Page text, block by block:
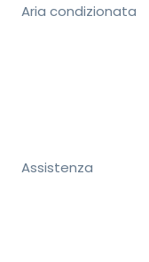
Aria condizionata
Assistenza